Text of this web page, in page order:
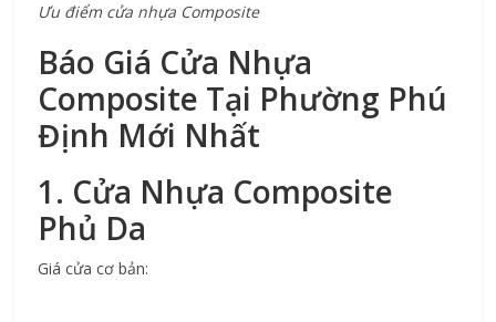
Ưu điểm cửa nhựa Composite
Báo Giá Cửa Nhựa
Composite Tại Phường Phú
Định Mới Nhất
1. Cửa Nhựa Composite
Phủ Da
Giá cửa cơ bản: